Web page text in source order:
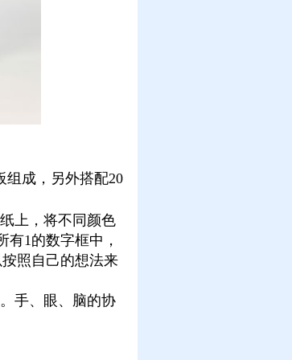
组成，另外搭配20
上，将不同颜色
1的数字框中，
照自己的想法来
手、眼、脑的协